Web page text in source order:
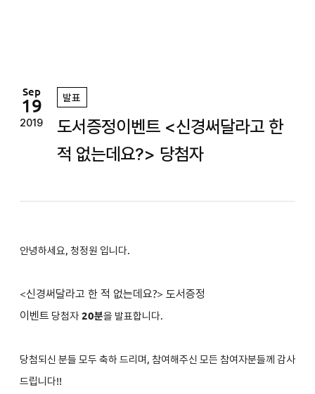
Sep
19
2019
발표
도서증정이벤트 <신경써달라고 한
적 없는데요?> 당첨자
안녕하세요, 청정원 입니다.
<신경써달라고 한 적 없는데요?> 도서증정
이벤트 당첨자 20분을 발표합니다.
당첨되신 분들 모두 축하 드리며, 참여해주신 모든 참여자분들께 감사
드립니다!!